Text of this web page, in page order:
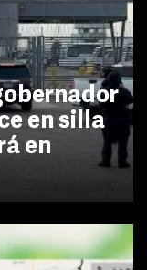
en silla
en